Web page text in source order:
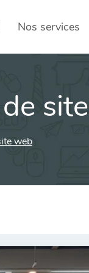
Nos services
SEO –
web